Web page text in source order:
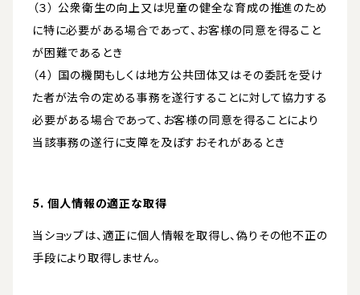
（３） 公衆衛生の向上又は児童の健全な育成の推進のため
に特に必要がある場合であって、お客様の同意を得ること
が困難であるとき
（４） 国の機関もしくは地方公共団体又はその委託を受け
た者が法令の定める事務を遂行することに対して協力する
必要がある場合であって、お客様の同意を得ることにより
当該事務の遂行に支障を及ぼすおそれがあるとき
5. 個人情報の適正な取得
当ショップは、適正に個人情報を取得し、偽りその他不正の
手段により取得しません。